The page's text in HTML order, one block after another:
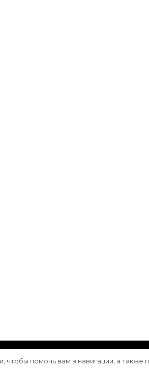
| Разработана
чтобы помочь вам в навигации, а также